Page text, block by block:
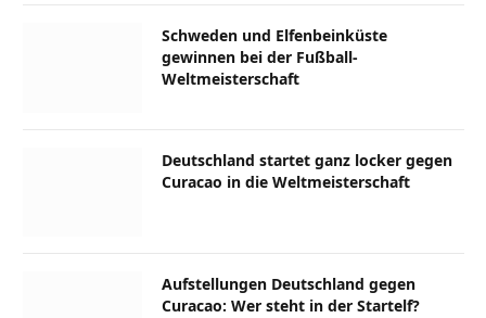
Schweden und Elfenbeinküste
gewinnen bei der Fußball-
Weltmeisterschaft
Deutschland startet ganz locker gegen
Curacao in die Weltmeisterschaft
Aufstellungen Deutschland gegen
Curacao: Wer steht in der Startelf?